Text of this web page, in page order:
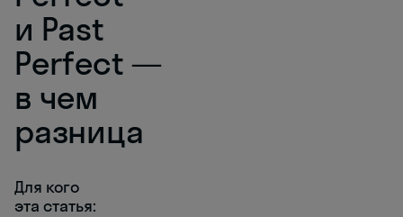
и Past
Perfect —
в чем
разница
Для кого
эта статья:
Skyeng Chat
online